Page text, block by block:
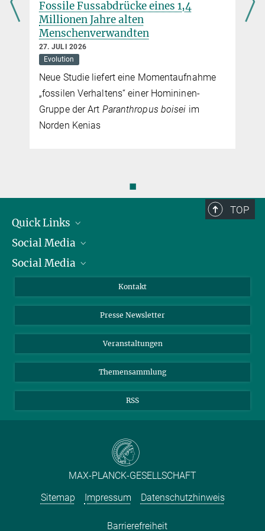
Fossile Fussabdrücke eines 1,4
Millionen Jahre alten
Menschenverwandten
27. JULI 2026
Evolution
Neue Studie liefert eine Momentaufnahme
„fossilen Verhaltens“ einer Homininen-
Gruppe der ArtParanthropus boiseiim
Norden Kenias
◼
TOP
Quick Links
Präsident
Zahlen und Fakten
Meldestelle Fehlverhalten
Social Media
Bluesky
Social Media
YouTube
Kontakt
Presse Newsletter
Veranstaltungen
Themensammlung
RSS
MAX-PLANCK-GESELLSCHAFT
Sitemap
Impressum Datenschutzhinweis
Barrierefreiheit